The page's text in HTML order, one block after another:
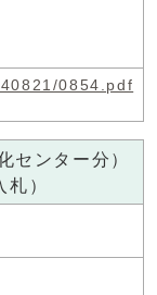
0854.pdf
センター分）
）